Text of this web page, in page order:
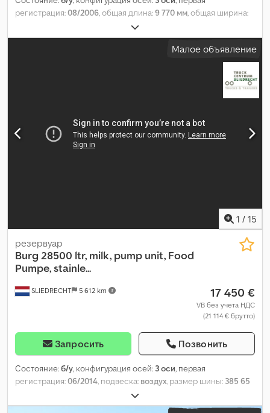
регистрация:08/2006, общая длина:9 770 мм, общая ширина:
, размер шины:
колесная база:7 790 мм, Год выпуска:2006, Оборудование:
Малое объявление
1 / 15
SLIEDRECHT 5 612 km
резервуар
Burg 28500 ltr, milk, pump unit, Food
Pumpe, stainle...
17 450 €
VB без учета НДС
(21 114 € брутто)
Запросить Позвонить
Состояние:б/у, конфигурация осей: 3 оси, первая
регистрация:06/2014, подвеска: воздух, размер шины: 385 65
, Оборудование: